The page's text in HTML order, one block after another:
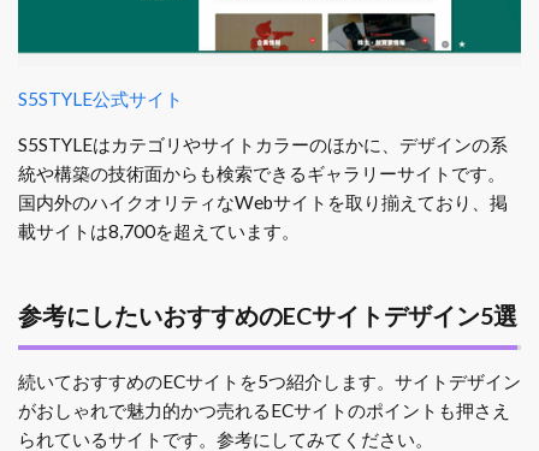
S5STYLE公式サイト
S5STYLEはカテゴリやサイトカラーのほかに、デザインの系
統や構築の技術面からも検索できるギャラリーサイトです。
国内外のハイクオリティなWebサイトを取り揃えており、掲
載サイトは8,700を超えています。
参考にしたいおすすめのECサイトデザイン5選
続いておすすめのECサイトを5つ紹介します。サイトデザイン
がおしゃれで魅力的かつ売れるECサイトのポイントも押さえ
られているサイトです。参考にしてみてください。